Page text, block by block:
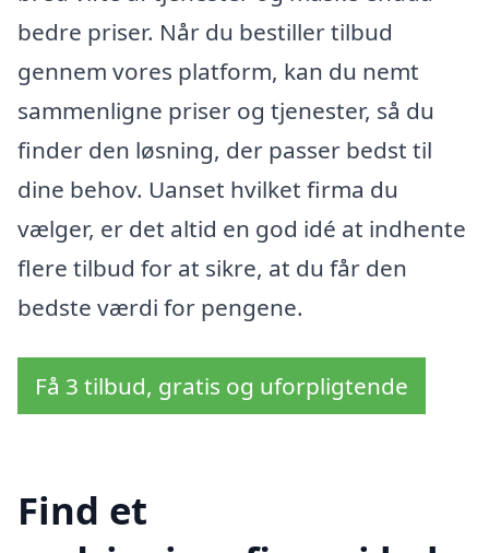
bedre priser. Når du bestiller tilbud
gennem vores platform, kan du nemt
sammenligne priser og tjenester, så du
finder den løsning, der passer bedst til
dine behov. Uanset hvilket firma du
vælger, er det altid en god idé at indhente
flere tilbud for at sikre, at du får den
bedste værdi for pengene.
Få 3 tilbud, gratis og uforpligtende
Find et